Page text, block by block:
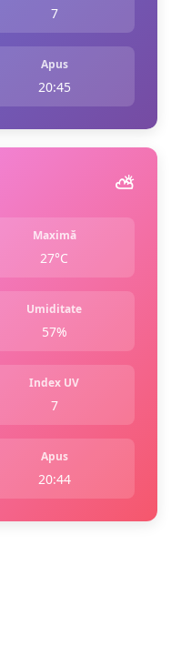
7
Apus
20:45
⛅️
Maximă
27°C
Umiditate
57%
Index UV
7
Apus
20:44